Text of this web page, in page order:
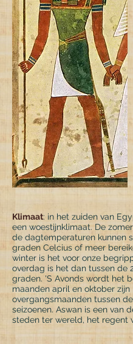
Klimaat: in het zuiden van
een woestijnklimaat. De
de dagtemperaturen kunnen
graden Celcius of meer
winter is het voor onze
overdag is het dan tussen de
graden. 'S Avonds wordt het
maanden april en oktober zijn
overgangsmaanden tussen
seizoenen. Aswan is een van
steden ter wereld, het regent